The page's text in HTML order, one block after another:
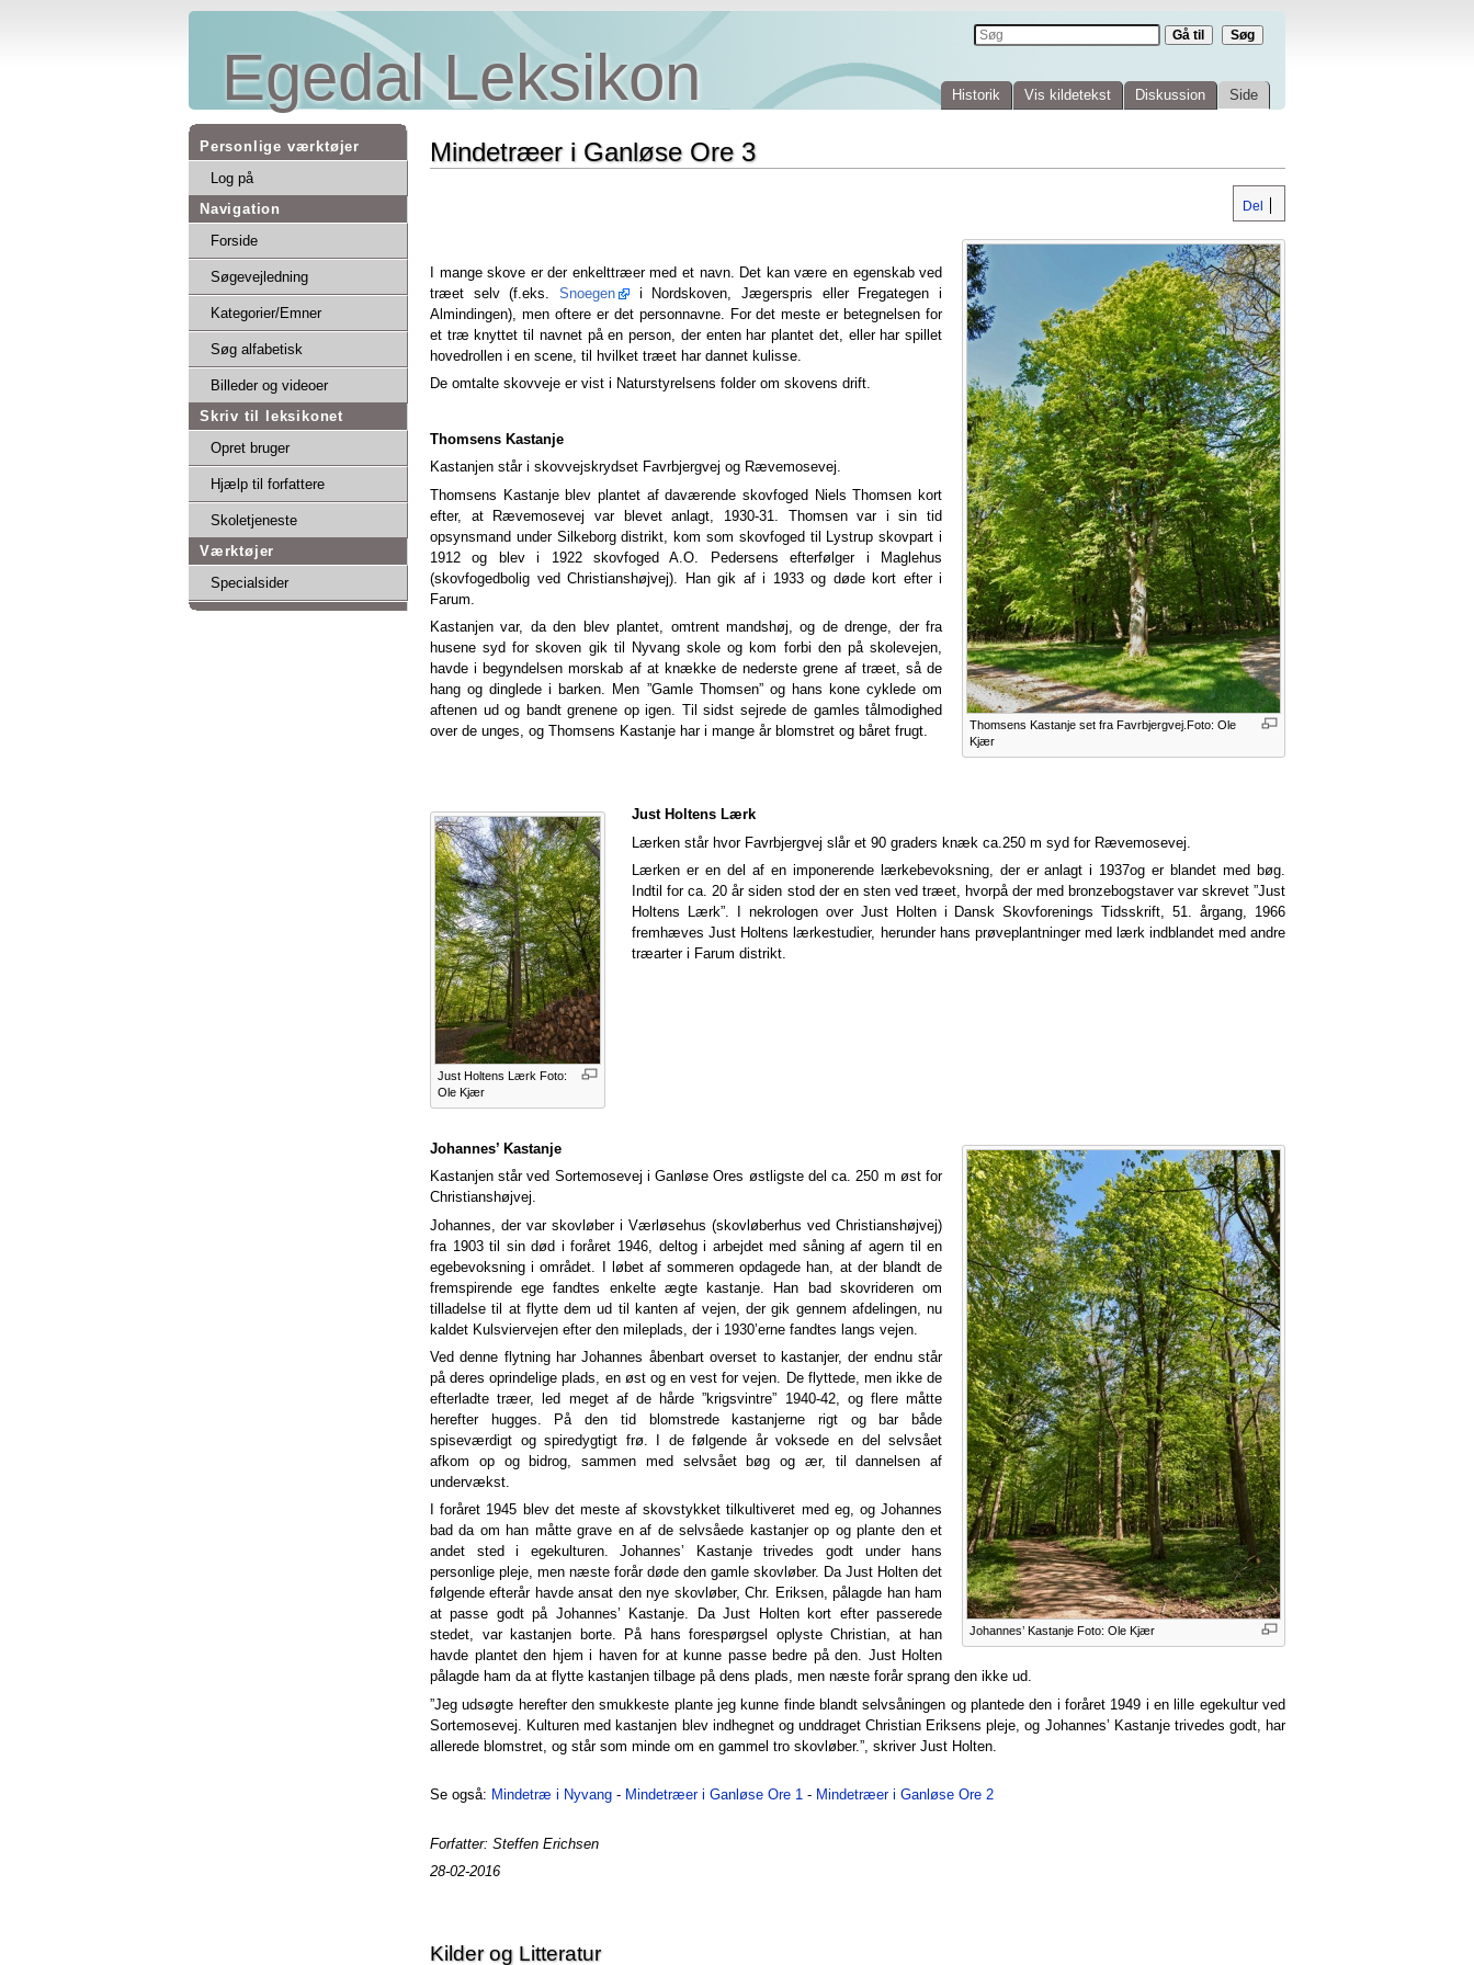
Egedal Leksikon Side
Diskussion
Vis kildetekst
Historik
Personlige værktøjer
Log på
Navigation
Forside
Søgevejledning
Kategorier/Emner
Søg alfabetisk
Billeder og videoer
Skriv til leksikonet
Opret bruger
Hjælp til forfattere
Skoletjeneste
Værktøjer
Specialsider
Mindetræer i Ganløse Ore 3
Del
Thomsens Kastanje set fra Favrbjergvej.Foto: Ole
Kjær
I mange skove er der enkelttræer med et navn. Det kan være en egenskab ved
træet selv (f.eks.Snoegen
i Nordskoven, Jægerspris eller Fregategen i
Almindingen), men oftere er det personnavne. For det meste er betegnelsen for
et træ knyttet til navnet på en person, der enten har plantet det, eller har spillet
hovedrollen i en scene, til hvilket træet har dannet kulisse.
De omtalte skovveje er vist i Naturstyrelsens folder om skovens drift.
Thomsens Kastanje
Kastanjen står i skovvejskrydset Favrbjergvej og Rævemosevej.
Thomsens Kastanje blev plantet af daværende skovfoged Niels Thomsen kort
efter, at Rævemosevej var blevet anlagt, 1930-31. Thomsen var i sin tid
opsynsmand under Silkeborg distrikt, kom som skovfoged til Lystrup skovpart i
1912 og blev i 1922 skovfoged A.O. Pedersens efterfølger i Maglehus
(skovfogedbolig ved Christianshøjvej). Han gik af i 1933 og døde kort efter i
Farum.
Kastanjen var, da den blev plantet, omtrent mandshøj, og de drenge, der fra
husene syd for skoven gik til Nyvang skole og kom forbi den på skolevejen,
havde i begyndelsen morskab af at knække de nederste grene af træet, så de
hang og dinglede i barken. Men ”Gamle Thomsen” og hans kone cyklede om
aftenen ud og bandt grenene op igen. Til sidst sejrede de gamles tålmodighed
over de unges, og Thomsens Kastanje har i mange år blomstret og båret frugt.
Just Holtens Lærk Foto:
Ole Kjær
Just Holtens Lærk
Lærken står hvor Favrbjergvej slår et 90 graders knæk ca.250 m syd for Rævemosevej.
Lærken er en del af en imponerende lærkebevoksning, der er anlagt i 1937og er blandet med bøg.
Indtil for ca. 20 år siden stod der en sten ved træet, hvorpå der med bronzebogstaver var skrevet ”Just
Holtens Lærk”. I nekrologen over Just Holten i Dansk Skovforenings Tidsskrift, 51. årgang, 1966
fremhæves Just Holtens lærkestudier, herunder hans prøveplantninger med lærk indblandet med andre
træarter i Farum distrikt.
Johannes’ Kastanje Foto: Ole Kjær
Johannes’ Kastanje
Kastanjen står ved Sortemosevej i Ganløse Ores østligste del ca. 250 m øst for
Christianshøjvej.
Johannes, der var skovløber i Værløsehus (skovløberhus ved Christianshøjvej)
fra 1903 til sin død i foråret 1946, deltog i arbejdet med såning af agern til en
egebevoksning i området. I løbet af sommeren opdagede han, at der blandt de
fremspirende ege fandtes enkelte ægte kastanje. Han bad skovrideren om
tilladelse til at flytte dem ud til kanten af vejen, der gik gennem afdelingen, nu
kaldet Kulsviervejen efter den mileplads, der i 1930’erne fandtes langs vejen.
Ved denne flytning har Johannes åbenbart overset to kastanjer, der endnu står
på deres oprindelige plads, en øst og en vest for vejen. De flyttede, men ikke de
efterladte træer, led meget af de hårde ”krigsvintre” 1940-42, og flere måtte
herefter hugges. På den tid blomstrede kastanjerne rigt og bar både
spiseværdigt og spiredygtigt frø. I de følgende år voksede en del selvsået
afkom op og bidrog, sammen med selvsået bøg og ær, til dannelsen af
undervækst.
I foråret 1945 blev det meste af skovstykket tilkultiveret med eg, og Johannes
bad da om han måtte grave en af de selvsåede kastanjer op og plante den et
andet sted i egekulturen. Johannes’ Kastanje trivedes godt under hans
personlige pleje, men næste forår døde den gamle skovløber. Da Just Holten det
følgende efterår havde ansat den nye skovløber, Chr. Eriksen, pålagde han ham
at passe godt på Johannes’ Kastanje. Da Just Holten kort efter passerede
stedet, var kastanjen borte. På hans forespørgsel oplyste Christian, at han
havde plantet den hjem i haven for at kunne passe bedre på den. Just Holten
pålagde ham da at flytte kastanjen tilbage på dens plads, men næste forår sprang den ikke ud.
”Jeg udsøgte herefter den smukkeste plante jeg kunne finde blandt selvsåningen og plantede den i foråret 1949 i en lille egekultur ved
Sortemosevej. Kulturen med kastanjen blev indhegnet og unddraget Christian Eriksens pleje, og Johannes’ Kastanje trivedes godt, har
allerede blomstret, og står som minde om en gammel tro skovløber.”, skriver Just Holten.
Se også: Mindetræ i Nyvang - Mindetræer i Ganløse Ore 1 - Mindetræer i Ganløse Ore 2
Forfatter: Steffen Erichsen
28-02-2016
Kilder og Litteratur